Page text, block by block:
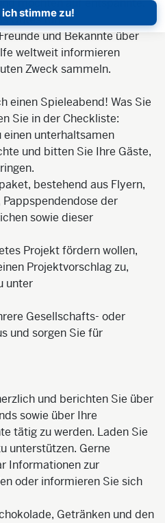
ich stimme zu!
möchten auf entspannte,
Gutes tun.
und Bekannte über
weltweit informieren
Zweck sammeln.
einen Spieleabend! Was Sie
Sie in der Checkliste:
einen unterhaltsamen
und bitten Sie Ihre Gäste,
bestehend aus Flyern,
der
sowie dieser
Projekt fördern wollen,
Projektvorschlag zu,
unter
Gesellschafts- oder
und sorgen Sie für
und berichten Sie über
sowie über Ihre
tätig zu werden. Laden Sie
unterstützen. Gerne
Informationen zur
oder informieren Sie sich
Getränken und den